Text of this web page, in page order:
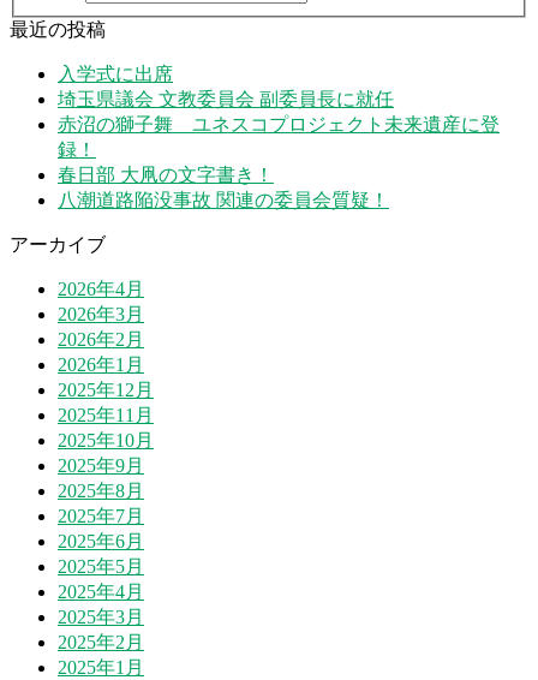
最近の投稿
入学式に出席
埼玉県議会 文教委員会 副委員長に就任
赤沼の獅子舞 ユネスコプロジェクト未来遺産に登
録！
春日部 大凧の文字書き！
八潮道路陥没事故 関連の委員会質疑！
アーカイブ
2026年4月
2026年3月
2026年2月
2026年1月
2025年12月
2025年11月
2025年10月
2025年9月
2025年8月
2025年7月
2025年6月
2025年5月
2025年4月
2025年3月
2025年2月
2025年1月